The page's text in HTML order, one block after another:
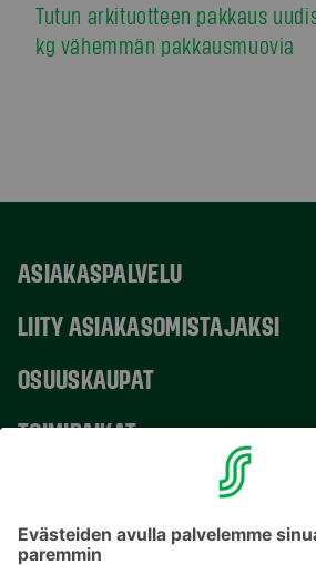
Tutun arkituotteen pakkaus
kg vähemmän pakkausmuovia
ASIAKASPALVELU
LIITY ASIAKASOMISTAJAKSI
OSUUSKAUPAT
TOIMIPAIKAT